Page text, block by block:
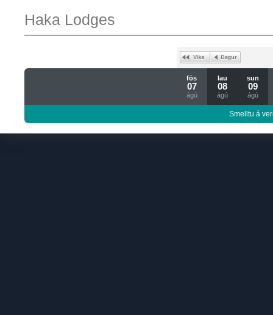
Haka Lodges
fös
07
ágú
lau
08
ágú
sun
09
ágú
Smelltu á